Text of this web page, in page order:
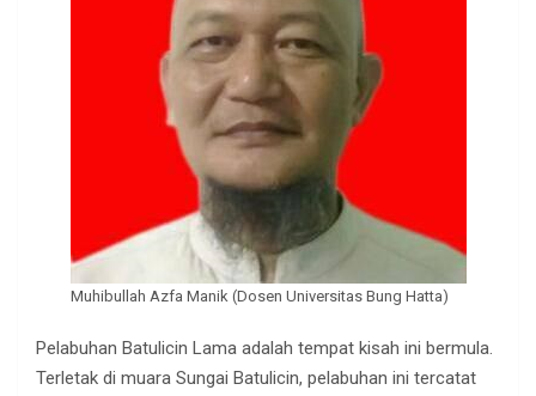
Muhibullah Azfa Manik (Dosen Universitas Bung Hatta)
Pelabuhan Batulicin Lama adalah tempat kisah ini bermula.
Terletak di muara Sungai Batulicin, pelabuhan ini tercatat